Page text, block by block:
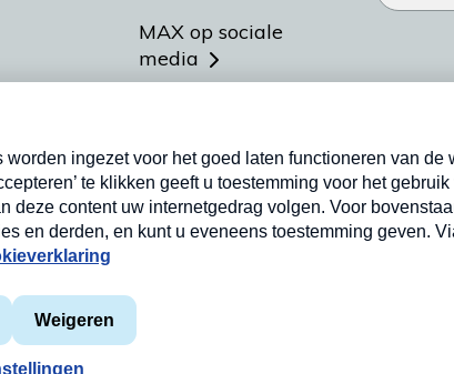
MAX op sociale
media
Meldpunt Actueel
Heel Holland Bakt
Cookieverklaring
Nieuwsbrief
Neem hier een